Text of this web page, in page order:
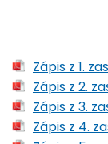
Zápis z 1.
Zápis z 2.
Zápis z 3.
Zápis z 4.